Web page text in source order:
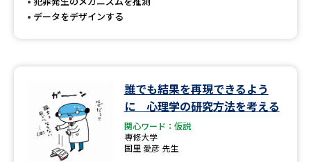
SELFBRAND特集ページ
来場型・Web型イベント特集 夢ナビライブ
データをデザインする
誰でも結果を再現できるよう
に 心理学の研究方法を考える
関心ワード：仮説
専修大学
国里 愛彦 先生